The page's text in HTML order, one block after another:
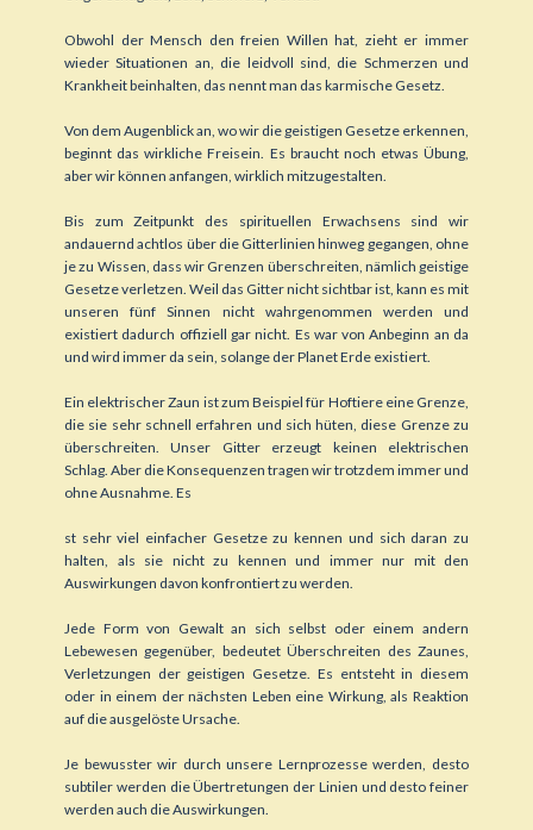
Obwohl der Mensch den freien Willen hat, zieht er immer
wieder Situationen an, die leidvoll sind, die Schmerzen und
Krankheit beinhalten, das nennt man das karmische Gesetz.
Von dem Augenblick an, wo wir die geistigen Gesetze erkennen,
beginnt das wirkliche Freisein. Es braucht noch etwas Übung,
aber wir können anfangen, wirklich mitzugestalten.
Bis zum Zeitpunkt des spirituellen Erwachsens sind wir
andauernd achtlos über die Gitterlinien hinweg gegangen, ohne
je zu Wissen, dass wir Grenzen überschreiten, nämlich geistige
Gesetze verletzen. Weil das Gitter nicht sichtbar ist, kann es mit
unseren fünf Sinnen nicht wahrgenommen werden und
existiert dadurch offiziell gar nicht. Es war von Anbeginn an da
und wird immer da sein, solange der Planet Erde existiert.
Ein elektrischer Zaun ist zum Beispiel für Hoftiere eine Grenze,
die sie sehr schnell erfahren und sich hüten, diese Grenze zu
überschreiten. Unser Gitter erzeugt keinen elektrischen
Schlag. Aber die Konsequenzen tragen wir trotzdem immer und
ohne Ausnahme. Es
st sehr viel einfacher Gesetze zu kennen und sich daran zu
halten, als sie nicht zu kennen und immer nur mit den
Auswirkungen davon konfrontiert zu werden.
Jede Form von Gewalt an sich selbst oder einem andern
Lebewesen gegenüber, bedeutet Überschreiten des Zaunes,
Verletzungen der geistigen Gesetze. Es entsteht in diesem
oder in einem der nächsten Leben eine Wirkung, als Reaktion
auf die ausgelöste Ursache.
Je bewusster wir durch unsere Lernprozesse werden, desto
subtiler werden die Übertretungen der Linien und desto feiner
werden auch die Auswirkungen.